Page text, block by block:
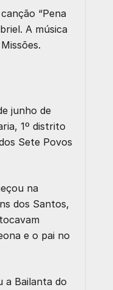
“Pena
A música
junho de
1º distrito
Sete Povos
na
dos Santos,
e o pai no
a Bailanta do